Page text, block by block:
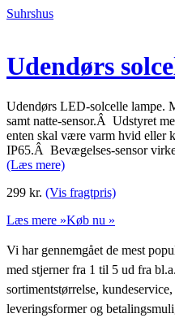
Suhrshus
Udendørs
Udendørs LED-solcelle lampe.
samt natte-sensor.Â Udstyret
enten skal være varm hvid
IP65.Â Bevægelses-sensor
(Læs mere)
299 kr. (Vis fragtpris)
Læs mere »Køb nu »
Vi har gennemgået de mest
med stjerner fra 1 til 5 ud fra
sortimentstørrelse,
leveringsformer og